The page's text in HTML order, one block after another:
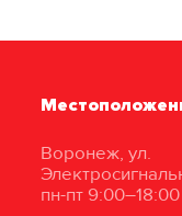
Воронеж, ул.
пн-пт 9:00–18:00